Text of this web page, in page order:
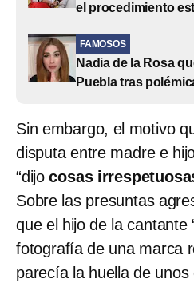
el procedimiento
FAMOSOS
Nadia de la Rosa
Puebla tras
Sin embargo, el motivo
disputa entre madre e
“dijocosas
Sobre las presuntas
que el hijo de la cantante
fotografía de una marca
parecía la huella de unos